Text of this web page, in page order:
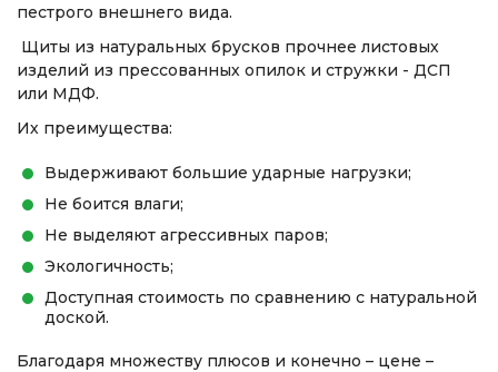
пестрого внешнего вида.
Щиты из натуральных брусков прочнее листовых
изделий из прессованных опилок и стружки - ДСП
или МДФ.
Их преимущества:
Выдерживают большие ударные нагрузки;
Не боится влаги;
Не выделяют агрессивных паров;
Экологичность;
Доступная стоимость по сравнению с натуральной
доской.
Благодаря множеству плюсов и конечно – цене –